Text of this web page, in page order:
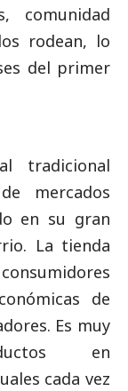
comunidad
rodean, lo
del primer
tradicional
mercados
en su gran
La tienda
de
Es muy
en
cada vez